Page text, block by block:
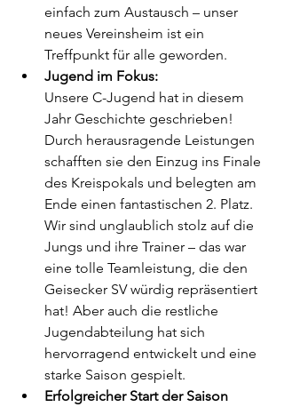
einfach zum Austausch – unser
neues Vereinsheim ist ein
Treffpunkt für alle geworden.
Jugend im Fokus:
Unsere C-Jugend hat in diesem
Jahr Geschichte geschrieben!
Durch herausragende Leistungen
schafften sie den Einzug ins Finale
des Kreispokals und belegten am
Ende einen fantastischen 2. Platz.
Wir sind unglaublich stolz auf die
Jungs und ihre Trainer – das war
eine tolle Teamleistung, die den
Geisecker SV würdig repräsentiert
hat! Aber auch die restliche
Jugendabteilung hat sich
hervorragend entwickelt und eine
starke Saison gespielt.
Erfolgreicher Start der Saison